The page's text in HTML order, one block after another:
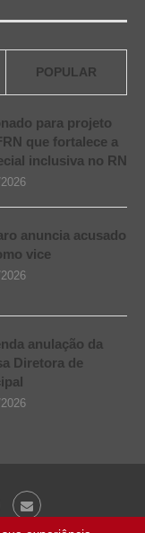
POPULAR
para projeto
que fortalece a
inclusiva no RN
anuncia acusado
vice
anulação da
Diretora de